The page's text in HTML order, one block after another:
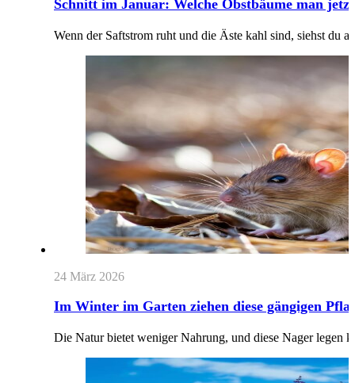
Schnitt im Januar: Welche Obstbäume man
Wenn der Saftstrom ruht und die Äste kahl sind, siehst du
24 März 2026
Im Winter im Garten ziehen diese gängigen
Die Natur bietet weniger Nahrung, und diese Nager legen